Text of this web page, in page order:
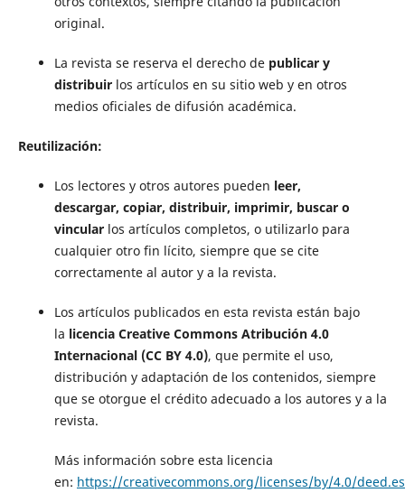
original.
La revista se reserva el derecho de publicar y
distribuirlos artículos en su sitio web y en otros
medios oficiales de difusión académica.
Reutilización:
Los lectores y otros autores pueden leer,
descargar, copiar, distribuir, imprimir, buscar o
vincularlos artículos completos, o utilizarlo para
cualquier otro fin lícito, siempre que se cite
correctamente al autor y a la revista.
Los artículos publicados en esta revista están bajo
la licencia Creative Commons Atribución 4.0
Internacional (CC BY 4.0), que permite el uso,
distribución y adaptación de los contenidos, siempre
que se otorgue el crédito adecuado a los autores y a la
revista.
Más información sobre esta licencia
en: https://creativecommons.org/licenses/by/4.0/deed.es